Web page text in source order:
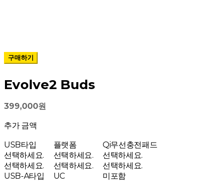
구매하기
Evolve2 Buds
399,000원
추가 금액
USB타입
선택하세요.
선택하세요.
USB-A타입
플랫폼
선택하세요.
선택하세요.
UC
Qi무선충전패드
선택하세요.
선택하세요.
미포함